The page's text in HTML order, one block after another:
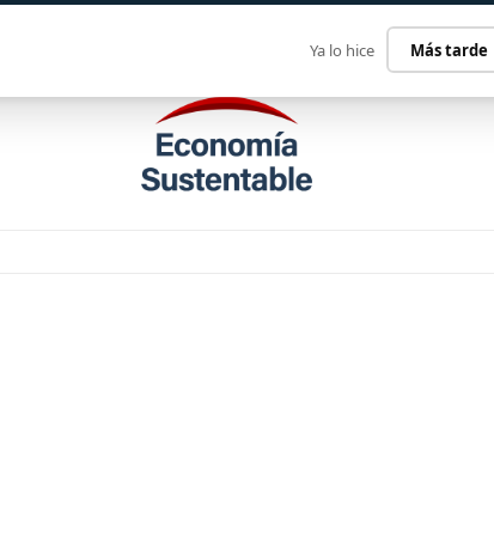
Ya lo hice Más tarde